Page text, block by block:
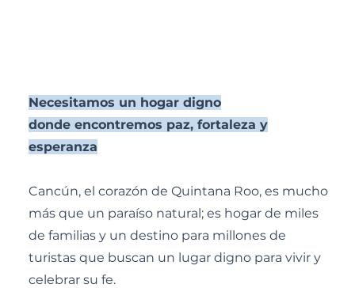
Necesitamos un hogar digno
donde encontremos paz, fortaleza y
esperanza
Cancún, el corazón de Quintana Roo, es mucho
más que un paraíso natural; es hogar de miles
de familias y un destino para millones de
turistas que buscan un lugar digno para vivir y
celebrar su fe.